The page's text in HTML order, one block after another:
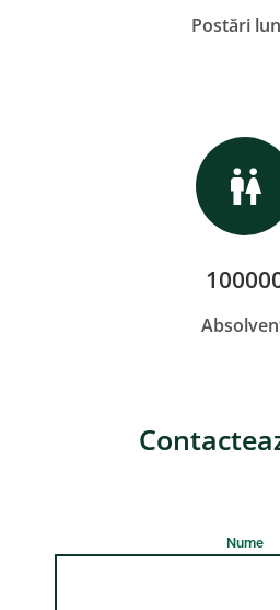
Postări
Nume